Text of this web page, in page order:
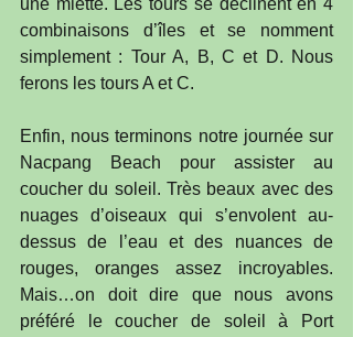
une miette. Les tours se déclinent en 4
combinaisons d’îles et se nomment
simplement : Tour A, B, C et D. Nous
ferons les tours A et C.
Enfin, nous terminons notre journée sur
Nacpang Beach pour assister au
coucher du soleil. Très beaux avec des
nuages d’oiseaux qui s’envolent au-
dessus de l’eau et des nuances de
rouges, oranges assez incroyables.
Mais…on doit dire que nous avons
préféré le coucher de soleil à Port